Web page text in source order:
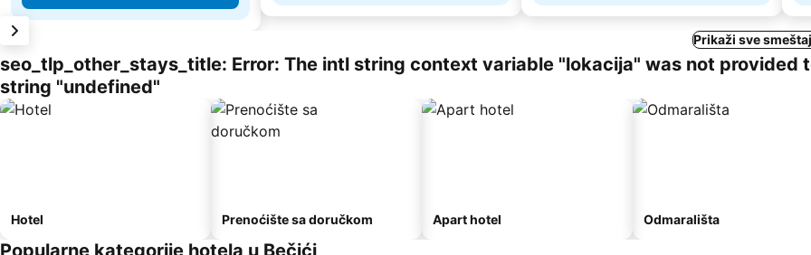
Prikaži sve
seo_tlp_other_stays_title: Error: The intl string context variable "lokacija" was not provided
string "undefined"
Hotel Prenoćište sa doručkom Apart hotel Odmarališta
Popularne kategorije hotela u Bečići